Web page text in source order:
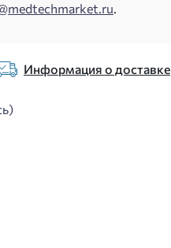
.
Информация о доставке